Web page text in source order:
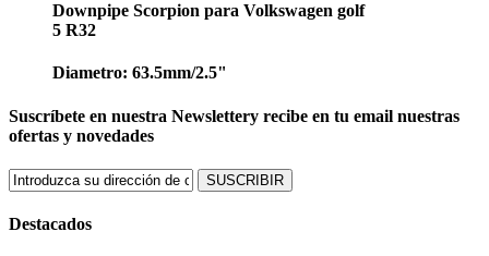
Downpipe Scorpion para Volkswagen golf
5 R32
Diametro: 63.5mm/2.5"
Suscríbete en nuestra Newslettery recibe en tu email nuestras
ofertas y novedades
SUSCRIBIR
Destacados